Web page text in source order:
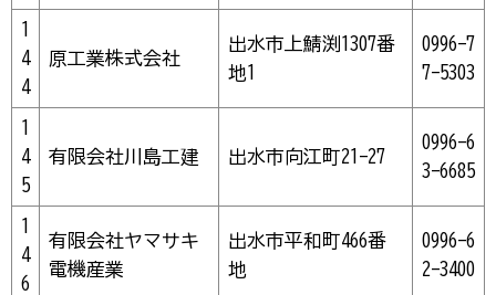
1
4
4
原工業株式会社
出水市上鯖渕1307番
地1
0996-7
7-5303
1
4
5
有限会社川島工建 出水市向江町21-27
0996-6
3-6685
1
4
6
有限会社ヤマサキ
電機産業
出水市平和町466番
地
0996-6
2-3400